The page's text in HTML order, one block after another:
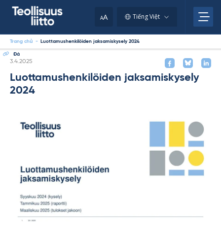
AA Tiếng Việt
Trang chủ - Luottamushenkilöiden jaksamiskysely 2024
Đá
Kirjoitettu
3.4.2025
Luottamushenkilöiden jaksamiskysely
2024